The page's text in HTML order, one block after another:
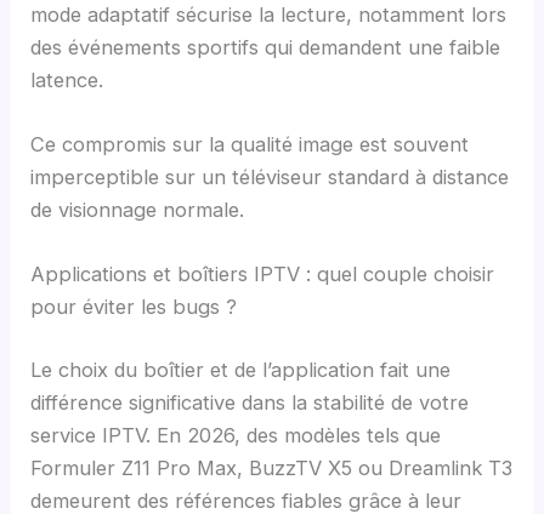
mode adaptatif sécurise la lecture, notamment lors
des événements sportifs qui demandent une faible
latence.
Ce compromis sur la qualité image est souvent
imperceptible sur un téléviseur standard à distance
de visionnage normale.
Applications et boîtiers IPTV : quel couple choisir
pour éviter les bugs ?
Le choix du boîtier et de l’application fait une
différence significative dans la stabilité de votre
service IPTV. En 2026, des modèles tels que
Formuler Z11 Pro Max, BuzzTV X5 ou Dreamlink T3
demeurent des références fiables grâce à leur